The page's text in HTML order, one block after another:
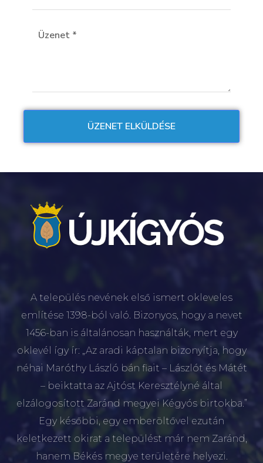
A település nevének első ismert okleveles
említése 1398-ból való. Bizonyos, hogy a nevet
1456-ban is általánosan használták, mert egy
oklevél így ír: „Az aradi káptalan bizonyítja, hogy
néhai Maróthy László bán fiait – Lászlót és Mátét
– beiktatta az Ajtóst Keresztélyné által
elzálogosított Zaránd megyei Kégyós birtokba.”
Egy későbbi, egy emberöltővel ezután
keletkezett okirat a települést már nem Zaránd,
hanem Békés megye területére helyezi.